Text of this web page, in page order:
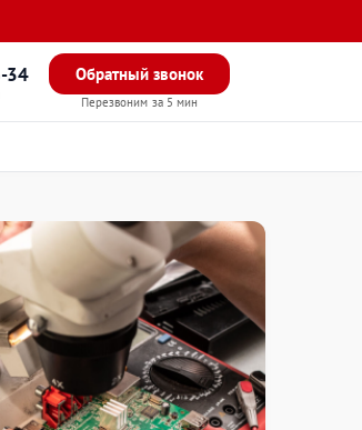
34 Обратный звонок
Перезвоним за 5 мин